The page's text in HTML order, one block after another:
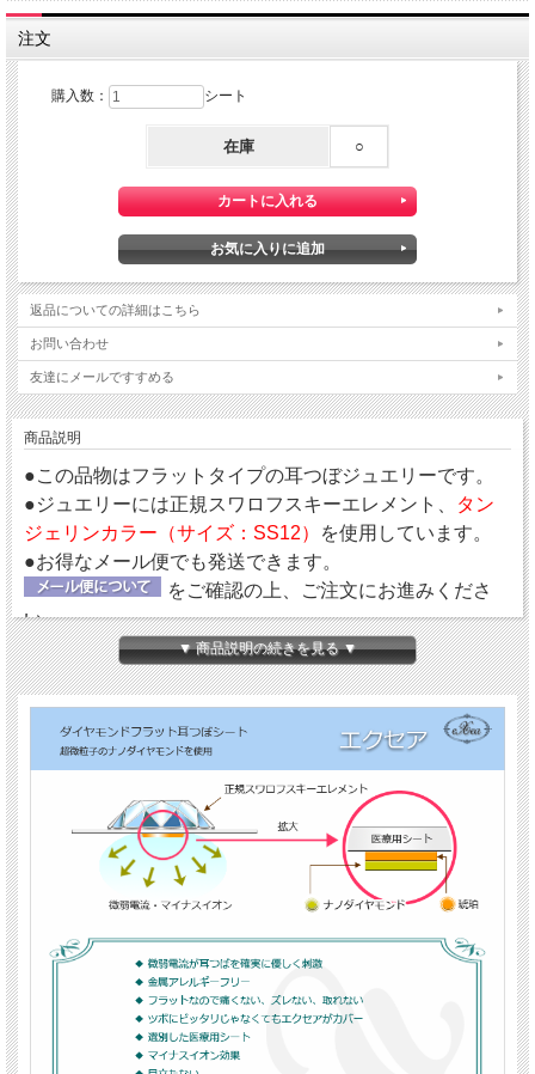
注文
購入数： シート
在庫 ○
返品についての詳細はこちら
お問い合わせ
友達にメールですすめる
商品説明
●この品物はフラットタイプの耳つぼジュエリーです。
●ジュエリーには正規スワロフスキーエレメント、
タン
ジェリンカラー（サイズ：SS12）
を使用しています。
●お得なメール便でも発送できます。
をご確認の上、ご注文にお進みくださ
い。
【ダイヤモンドの微弱電流】
エクセアは、肌に触れた瞬間から微弱電流を流し始め耳
つぼを優しく刺激するフラットタイプの耳つぼシートで
す。耳つぼに直接あたるパッド部分に、電位（電圧）を
持った特別なナノダイヤモンドを使用しています。
【金属アレルギーフリー＆クリーン】
鉱物であるダイヤモンド（ナノダイヤモンド）には、金
属や、身体に悪影響を及ぼす成分が含まれていません。
エクセアについては、『耳つぼシート エクセア』
詳しくご紹介していますので、ご参照ください。
▼ 商品説明の続きを見る ▼